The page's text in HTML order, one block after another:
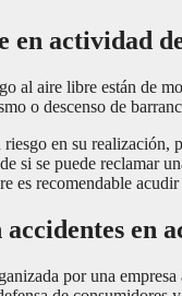
en actividad
al aire libre están de
o descenso de
en su realización,
si se puede reclamar
es recomendable
en
por una